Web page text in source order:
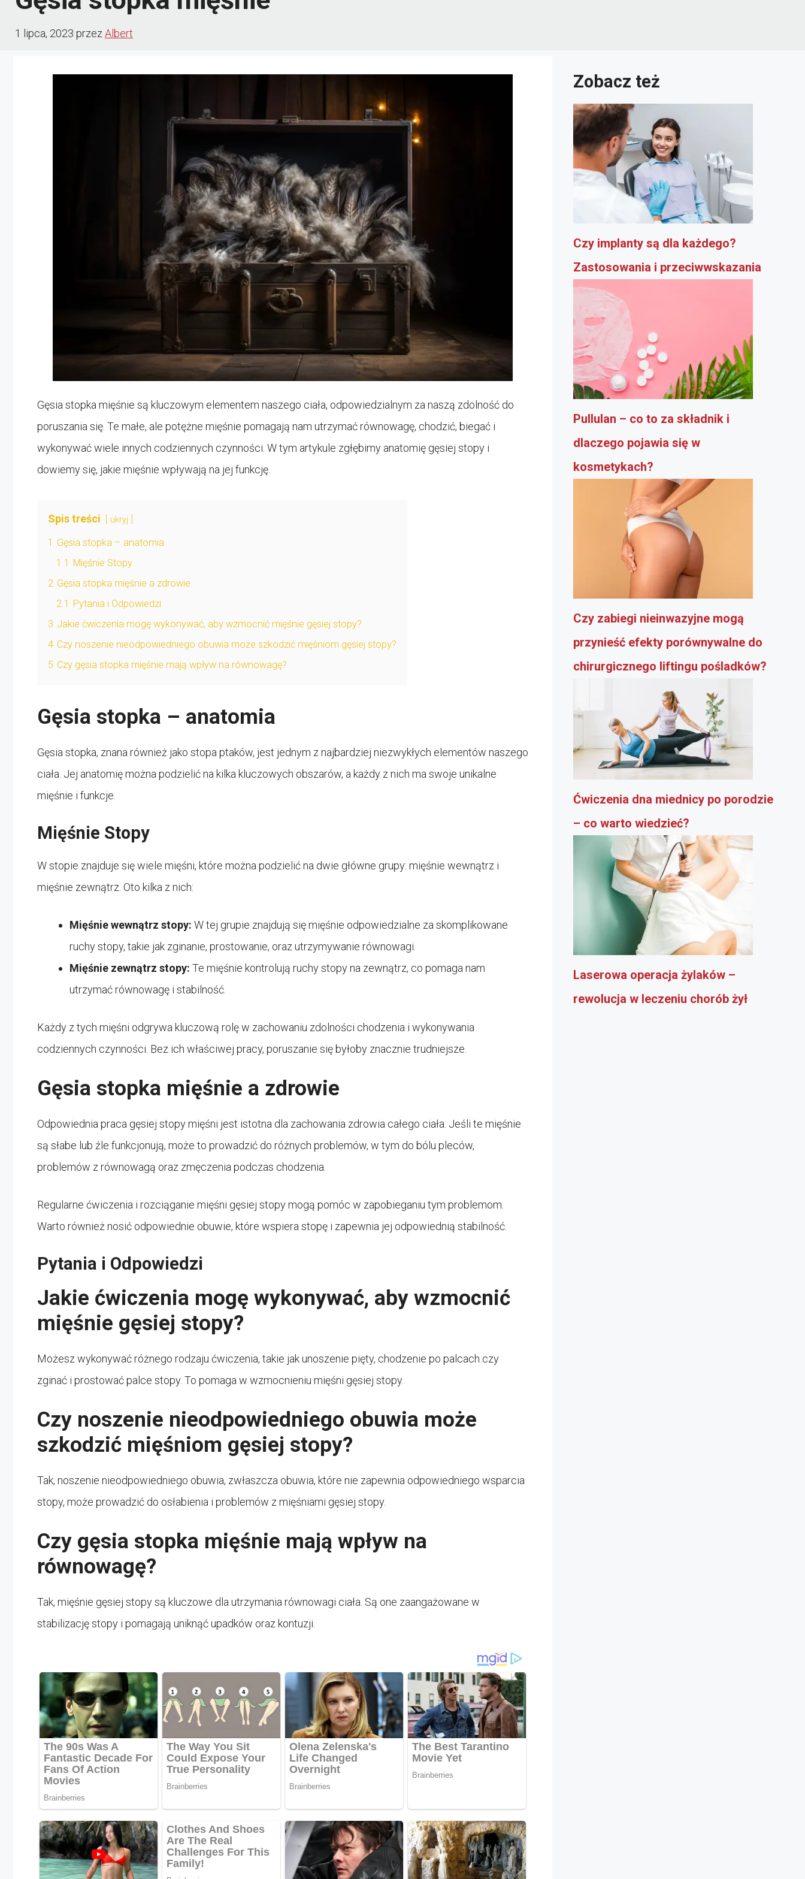
1 lipca, 2023 przez Albert
Gęsia stopka mięśnie są kluczowym elementem naszego ciała, odpowiedzialnym za naszą zdolność do
poruszania się. Te małe, ale potężne mięśnie pomagają nam utrzymać równowagę, chodzić, biegać i
wykonywać wiele innych codziennych czynności. W tym artykule zgłębimy anatomię gęsiej stopy i
dowiemy się, jakie mięśnie wpływają na jej funkcję.
Spis treści ukryj
1 Gęsia stopka – anatomia
1.1 Mięśnie Stopy
2 Gęsia stopka mięśnie a zdrowie
2.1 Pytania i Odpowiedzi
3 Jakie ćwiczenia mogę wykonywać, aby wzmocnić mięśnie gęsiej stopy?
4 Czy noszenie nieodpowiedniego obuwia może szkodzić mięśniom gęsiej stopy?
5 Czy gęsia stopka mięśnie mają wpływ na równowagę?
Gęsia stopka – anatomia
Gęsia stopka, znana również jako stopa ptaków, jest jednym z najbardziej niezwykłych elementów naszego
ciała. Jej anatomię można podzielić na kilka kluczowych obszarów, a każdy z nich ma swoje unikalne
mięśnie i funkcje.
Mięśnie Stopy
W stopie znajduje się wiele mięśni, które można podzielić na dwie główne grupy: mięśnie wewnątrz i
mięśnie zewnątrz. Oto kilka z nich:
Mięśnie wewnątrz stopy: W tej grupie znajdują się mięśnie odpowiedzialne za skomplikowane
ruchy stopy, takie jak zginanie, prostowanie, oraz utrzymywanie równowagi.
Mięśnie zewnątrz stopy: Te mięśnie kontrolują ruchy stopy na zewnątrz, co pomaga nam
utrzymać równowagę i stabilność.
Każdy z tych mięśni odgrywa kluczową rolę w zachowaniu zdolności chodzenia i wykonywania
codziennych czynności. Bez ich właściwej pracy, poruszanie się byłoby znacznie trudniejsze.
Gęsia stopka mięśnie a zdrowie
Odpowiednia praca gęsiej stopy mięśni jest istotna dla zachowania zdrowia całego ciała. Jeśli te mięśnie
są słabe lub źle funkcjonują, może to prowadzić do różnych problemów, w tym do bólu pleców,
problemów z równowagą oraz zmęczenia podczas chodzenia.
Regularne ćwiczenia i rozciąganie mięśni gęsiej stopy mogą pomóc w zapobieganiu tym problemom.
Warto również nosić odpowiednie obuwie, które wspiera stopę i zapewnia jej odpowiednią stabilność.
Pytania i Odpowiedzi
Jakie ćwiczenia mogę wykonywać, aby wzmocnić
mięśnie gęsiej stopy?
Możesz wykonywać różnego rodzaju ćwiczenia, takie jak unoszenie pięty, chodzenie po palcach czy
zginać i prostować palce stopy. To pomaga w wzmocnieniu mięśni gęsiej stopy.
Czy noszenie nieodpowiedniego obuwia może
szkodzić mięśniom gęsiej stopy?
Tak, noszenie nieodpowiedniego obuwia, zwłaszcza obuwia, które nie zapewnia odpowiedniego wsparcia
stopy, może prowadzić do osłabienia i problemów z mięśniami gęsiej stopy.
Czy gęsia stopka mięśnie mają wpływ na
równowagę?
Tak, mięśnie gęsiej stopy są kluczowe dla utrzymania równowagi ciała. Są one zaangażowane w
stabilizację stopy i pomagają uniknąć upadków oraz kontuzji.
Zobacz też
Czy implanty są dla każdego?
Zastosowania i przeciwwskazania
Pullulan – co to za składnik i
dlaczego pojawia się w
kosmetykach?
Czy zabiegi nieinwazyjne mogą
przynieść efekty porównywalne do
chirurgicznego liftingu pośladków?
Ćwiczenia dna miednicy po porodzie
– co warto wiedzieć?
Laserowa operacja żylaków –
rewolucja w leczeniu chorób żył